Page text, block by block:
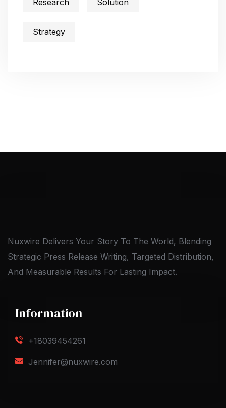
Research Solution
Strategy
Nuxwire Delivers Your Story To The World, Blending
Strategic Press Release Writing, Targeted Distribution,
And Measurable Results For Lasting Impact.
Information
+18039454261
Jennifer@nuxwire.com